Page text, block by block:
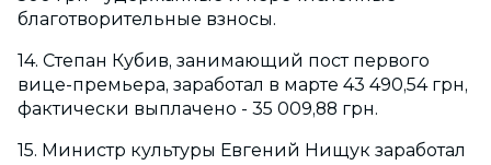
благотворительные взносы.
14. Степан Кубив, занимающий пост первого
вице-премьера, заработал в марте 43 490,54 грн,
фактически выплачено - 35 009,88 грн.
15. Министр культуры Евгений Нищук заработал